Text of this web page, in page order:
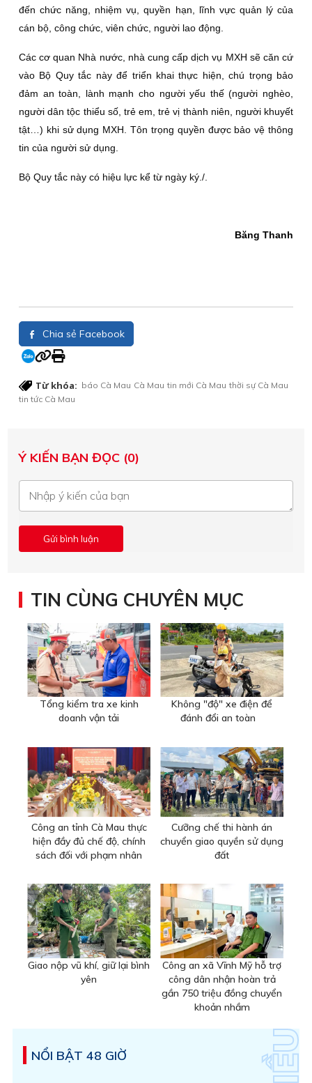
đến chức năng, nhiệm vụ, quyền hạn, lĩnh vực quản lý của
cán bộ, công chức, viên chức, người lao động.
Các cơ quan Nhà nước, nhà cung cấp dịch vụ MXH sẽ căn cứ
vào Bộ Quy tắc này để triển khai thực hiện, chú trọng bảo
đảm an toàn, lành mạnh cho người yếu thế (người nghèo,
người dân tộc thiểu số, trẻ em, trẻ vị thành niên, người khuyết
tật…) khi sử dụng MXH. Tôn trọng quyền được bảo vệ thông
tin của người sử dụng.
Bộ Quy tắc này có hiệu lực kể từ ngày ký./.
Băng Thanh
Chia sẻ Facebook
Từ khóa: báo Cà Mau Cà Mau tin mới Cà Mau thời sự Cà Mau
tin tức Cà Mau
Ý KIẾN BẠN ĐỌC (0)
TIN CÙNG CHUYÊN MỤC
Tổng kiểm tra xe kinh
doanh vận tải
Không "độ" xe điện để
đánh đổi an toàn
Công an tỉnh Cà Mau thực
hiện đầy đủ chế độ, chính
sách đối với phạm nhân
Cưỡng chế thi hành án
chuyển giao quyền sử dụng
đất
Giao nộp vũ khí, giữ lại bình
yên
Công an xã Vĩnh Mỹ hỗ trợ
công dân nhận hoàn trả
gần 750 triệu đồng chuyển
khoản nhầm
NỔI BẬT 48 GIỜ